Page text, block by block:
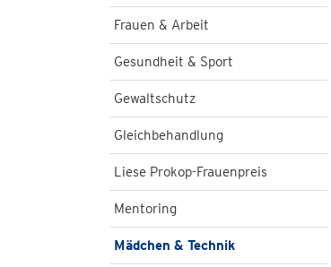
Frauen & Arbeit
Gesundheit & Sport
Gewaltschutz
Gleichbehandlung
Liese Prokop-Frauenpreis
Mentoring
Mädchen & Technik